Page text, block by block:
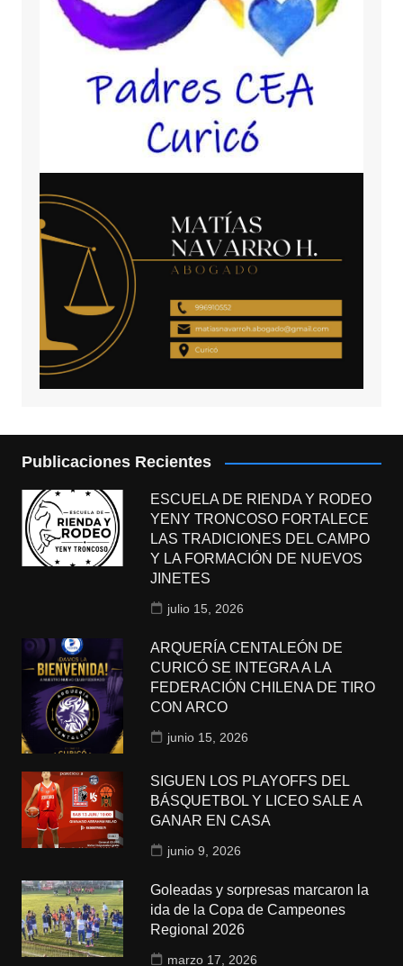
Publicaciones Recientes
ESCUELA DE RIENDA Y RODEO
YENY TRONCOSO FORTALECE
LAS TRADICIONES DEL CAMPO
Y LA FORMACIÓN DE NUEVOS
JINETES
julio 15, 2026
ARQUERÍA CENTALEÓN DE
CURICÓ SE INTEGRA A LA
FEDERACIÓN CHILENA DE TIRO
CON ARCO
junio 15, 2026
SIGUEN LOS PLAYOFFS DEL
BÁSQUETBOL Y LICEO SALE A
GANAR EN CASA
junio 9, 2026
Goleadas y sorpresas marcaron la
ida de la Copa de Campeones
Regional 2026
marzo 17, 2026